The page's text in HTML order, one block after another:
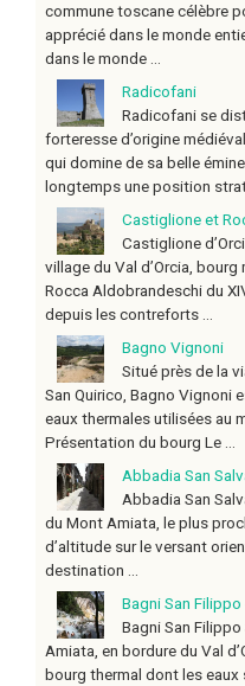
commune toscane célèbre
apprécié dans le monde
dans le monde ...
Radicofani
Radicofani se
forteresse d’origine
qui domine de sa belle
longtemps une position
Castiglione et
Castiglione
village du Val d’Orcia,
Rocca Aldobrandeschi du
depuis les contreforts ...
Bagno Vignoni
Situé près de la
San Quirico, Bagno Vignoni
eaux thermales utilisées au
Présentation du bourg Le ...
Abbadia San
Abbadia San
du Mont Amiata, le plus
d’altitude sur le versant
destination ...
Bagni San
Bagni San
Amiata, en bordure du Val
bourg thermal dont les eaux